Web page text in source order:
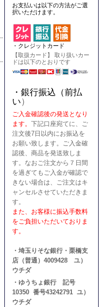
お支払いは以下の方法がご選
択いただけます。
・クレジットカード
【取扱カード】 取り扱いカー
ドは以下のとおりです
・銀行振込（前払
い ）
ご入金確認後の発送となり
ます。 下記口座宛てに、ご
注文後7日以内にお振込を
お願い致します。ご入金確
認後、商品を発送致しま
す。なおご注文から７日間
を過ぎてもご入金が確認で
きない場合は、ご注文はキ
ャンセルさせていただきま
す。
また、お客様に振込手数料
をご負担いただいておりま
す。
・埼玉りそな銀行・栗橋支
店（普通）4009428 ユ）
ウチダ
・ゆうちょ銀行 記号
10350 番号43242791 ユ）
ウチダ